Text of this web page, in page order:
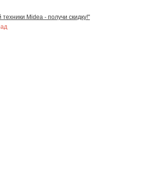
Midea - получи скидку!"